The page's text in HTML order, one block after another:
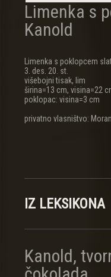
Limenka s
Kanold
Limenka s poklopcem
3. des. 20. st.
višebojni tisak, lim
širina=13 cm, visina=22
poklopac: visina=3 cm
privatno vlasništvo:
IZ LEKSIKONA
Kanold,